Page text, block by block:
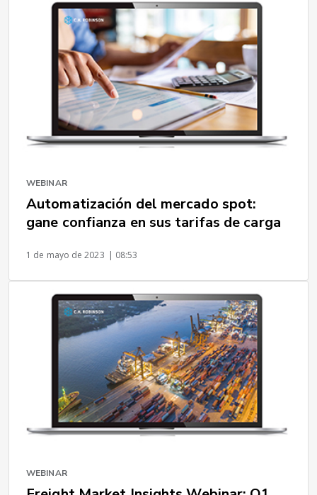
WEBINAR
Automatización del mercado spot:
gane confianza en sus tarifas de carga
1 de mayo de 2023 | 08:53
WEBINAR